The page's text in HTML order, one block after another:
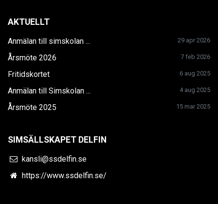
AKTUELLT
Anmälan till simskolan ... 29 apr 2026
Årsmöte 2026 7 feb 2026
Fritidskortet 6 aug 2025
Anmälan till Simskolan ... 4 aug 2025
Årsmöte 2025 15 mar 2025
SIMSÄLLSKAPET DELFIN
kansli@ssdelfin.se
https://www.ssdelfin.se/